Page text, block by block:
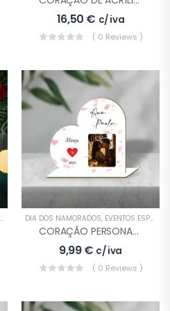
16,50 € c/ iva
( 0 Reviews )
DIA DOS NAMORADOS, EVENTOS ESPECIAIS
CORAÇÃO PERSONALIZADO DIA DOS NAMORADOS
9,99€ c/ iva
( 0 Reviews )